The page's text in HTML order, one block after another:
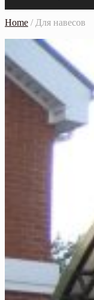
Home / Для навесов